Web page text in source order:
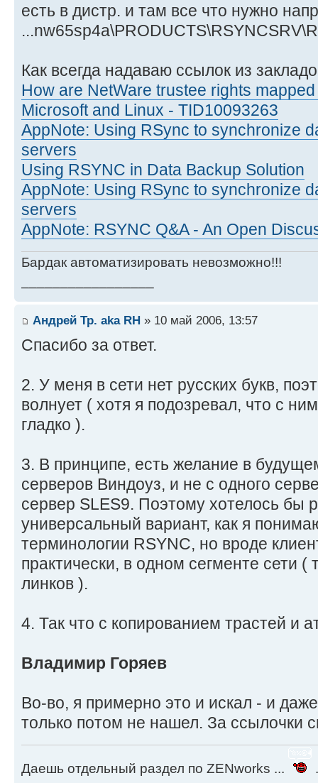
есть в дистр. и там все что нужно
Как всегда надаваю ссылок из
How are NetWare trustee rights
Microsoft and Linux - TID10093263
AppNote: Using RSync to synchronize
servers
Using RSYNC in Data Backup Solution
AppNote: Using RSync to synchronize
servers
AppNote: RSYNC Q&A - An Open
Бардак автоматизировать невозможно!!!
Андрей Тр. aka RH » 10 май 2006, 13:57
Спасибо за ответ.
2. У меня в сети нет русских букв,
волнует ( хотя я подозревал, что с
гладко ).
3. В принципе, есть желание в
серверов Виндоуз, и не с одного
сервер SLES9. Поэтому хотелось бы
универсальный вариант, как я
терминологии RSYNC, но вроде
практически, в одном сегменте сети (
линков ).
4. Так что с копированием трастей и
Владимир Горяев
Во-во, я примерно это и искал - и
только потом не нашел. За ссылочки
Даешь отдельный раздел по ZENworks ...